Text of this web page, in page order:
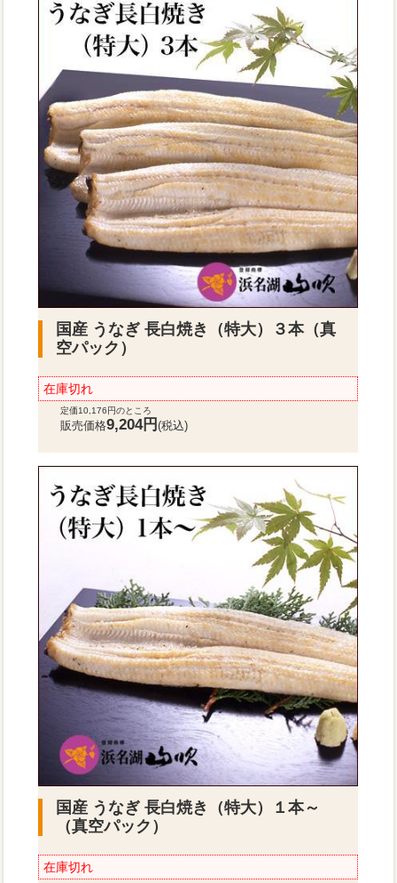
国産 うなぎ 長白焼き（特大）３本（真
空パック）
在庫切れ
定価10,176円のところ
販売価格9,204円(税込)
国産 うなぎ 長白焼き（特大）１本～
（真空パック）
在庫切れ